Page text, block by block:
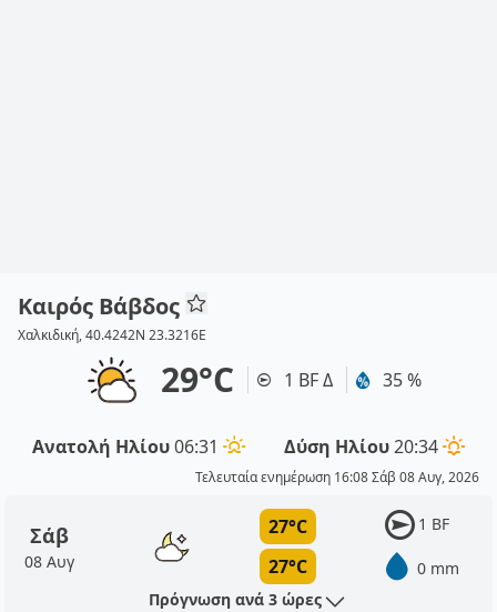
Καιρός Βάβδος
Χαλκιδική, 40.4242N 23.3216E
29°C 1 BF Δ 35 %
Ανατολή Ηλίου06:31 Δύση Ηλίου20:34
Τελευταία ενημέρωση 16:08 Σάβ 08 Αυγ, 2026
Σάβ
08 Αυγ
27°C
27°C
1 BF
0 mm
Πρόγνωση ανά 3 ώρες